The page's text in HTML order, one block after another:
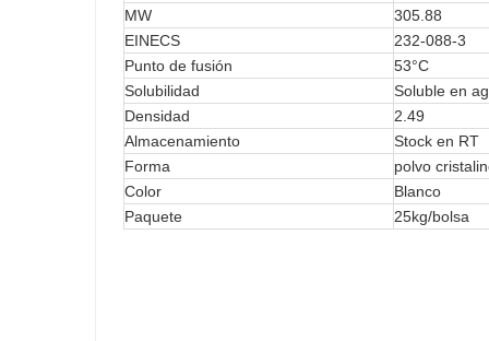
MW
305.88
EINECS
232-088-3
Punto de fusión
53°C
Solubilidad
Soluble en
Densidad
2.49
Almacenamiento
Stock en RT
Forma
polvo
Color
Blanco
Paquete
25kg/bolsa